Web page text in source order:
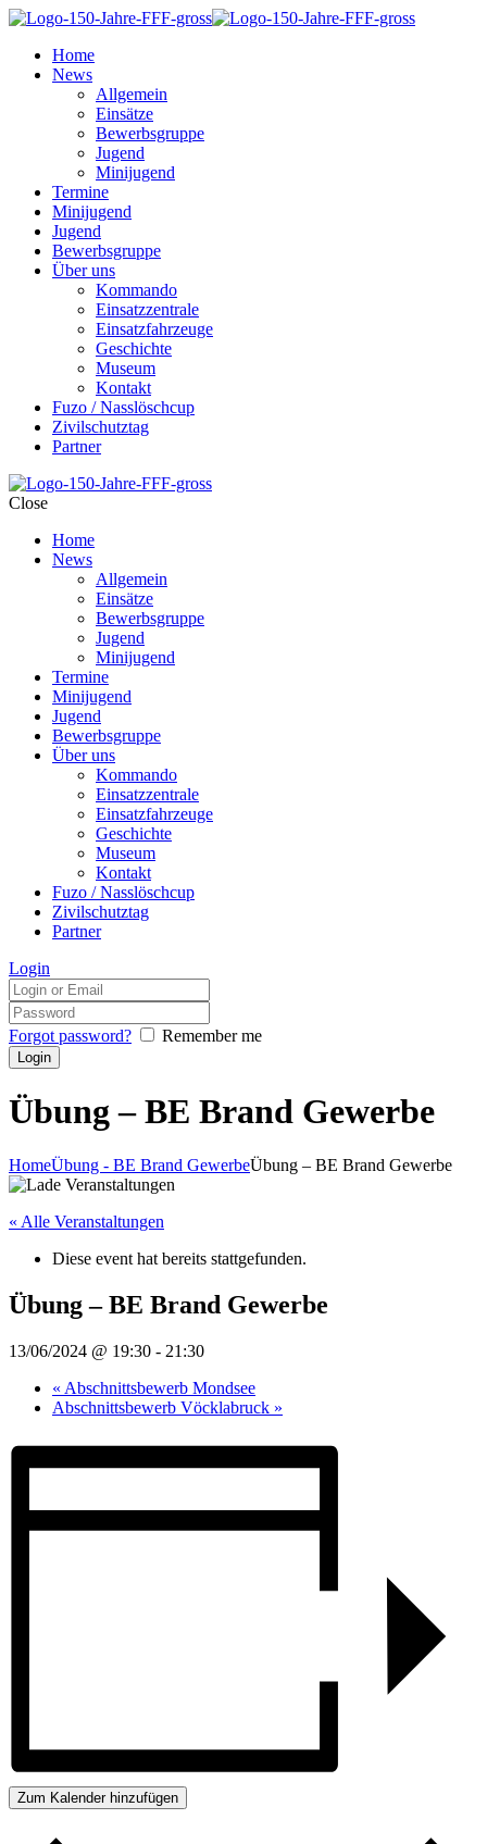
Home
News
Allgemein
Einsätze
Bewerbsgruppe
Jugend
Minijugend
Termine
Minijugend
Jugend
Bewerbsgruppe
Über uns
Kommando
Einsatzzentrale
Einsatzfahrzeuge
Geschichte
Museum
Kontakt
Fuzo / Nasslöschcup
Zivilschutztag
Partner
Close
Home
News
Allgemein
Einsätze
Bewerbsgruppe
Jugend
Minijugend
Termine
Minijugend
Jugend
Bewerbsgruppe
Über uns
Kommando
Einsatzzentrale
Einsatzfahrzeuge
Geschichte
Museum
Kontakt
Fuzo / Nasslöschcup
Zivilschutztag
Partner
Login
Forgot password? Remember me
Übung – BE Brand Gewerbe
HomeÜbung - BE Brand GewerbeÜbung – BE Brand Gewerbe
« Alle Veranstaltungen
Diese event hat bereits stattgefunden.
Übung – BE Brand Gewerbe
13/06/2024 @ 19:30 - 21:30
« Abschnittsbewerb Mondsee
Abschnittsbewerb Vöcklabruck »
Zum Kalender hinzufügen